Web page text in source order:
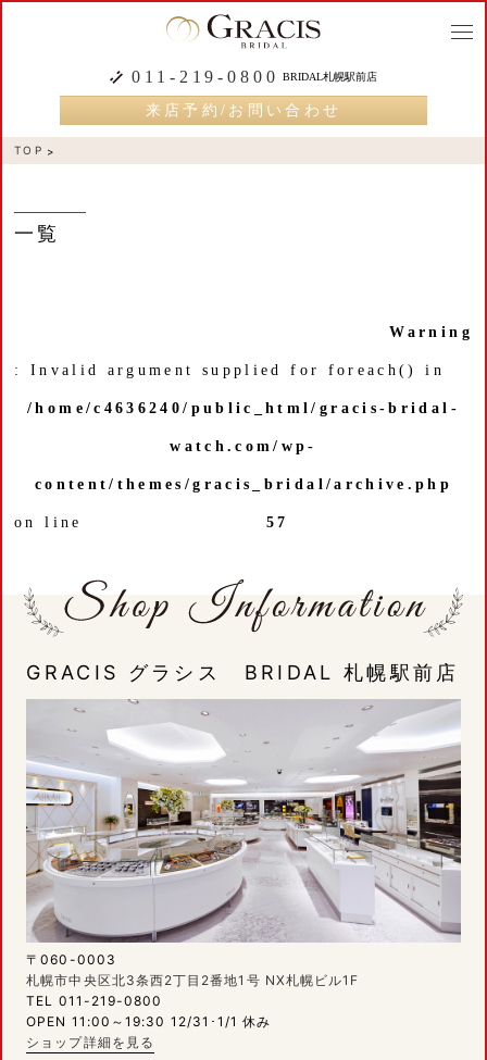
011-219-0800 BRIDAL札幌駅前店
来店予約/お問い合わせ
TOP
一覧
Warning
: Invalid argument supplied for foreach() in
/home/c4636240/public_html/gracis-bridal-
watch.com/wp-
content/themes/gracis_bridal/archive.php
on line 57
GRACIS グラシス BRIDAL 札幌駅前店
〒060-0003
札幌市中央区北3条西2丁目2番地1号 NX札幌ビル1F
TEL 011-219-0800
OPEN 11:00～19:30 12/31･1/1 休み
ショップ詳細を見る